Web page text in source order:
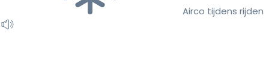
Airco tijdens rijden